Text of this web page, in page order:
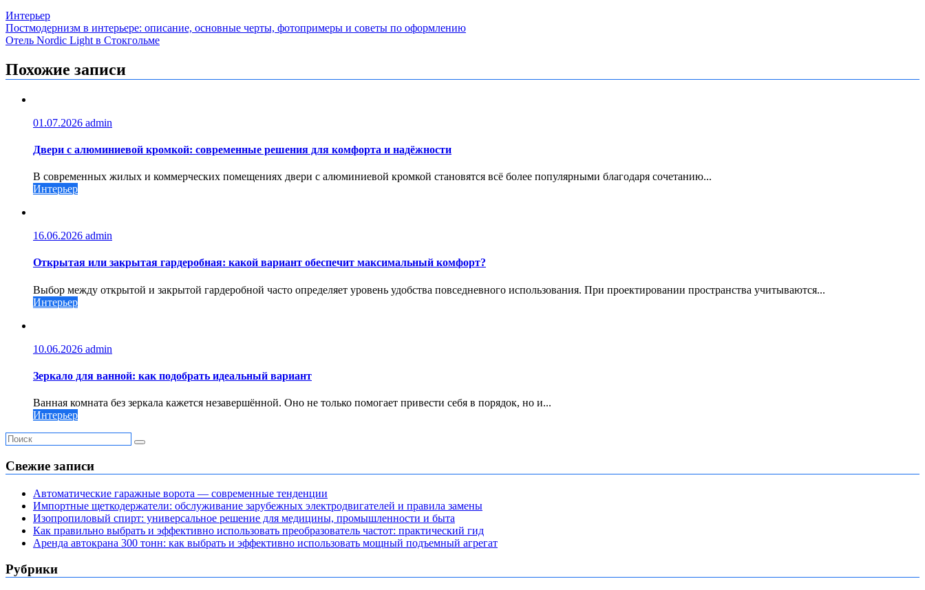
Интерьер
Навигация
по
записям
Постмодернизм в интерьере: описание, основные черты, фотопримеры и советы по оформлению
Отель Nordic Light в Стокгольме
Похожие записи
01.07.2026 admin
Двери с алюминиевой кромкой: современные решения для комфорта и надёжности
В современных жилых и коммерческих помещениях двери с алюминиевой кромкой становятся всё более популярными благодаря сочетанию...
Интерьер
16.06.2026 admin
Открытая или закрытая гардеробная: какой вариант обеспечит максимальный комфорт?
Выбор между открытой и закрытой гардеробной часто определяет уровень удобства повседневного использования. При проектировании пространства учитываются...
Интерьер
10.06.2026 admin
Зеркало для ванной: как подобрать идеальный вариант
Ванная комната без зеркала кажется незавершённой. Оно не только помогает привести себя в порядок, но и...
Интерьер
Свежие записи
Автоматические гаражные ворота — современные тенденции
Импортные щеткодержатели: обслуживание зарубежных электродвигателей и правила замены
Изопропиловый спирт: универсальное решение для медицины, промышленности и быта
Как правильно выбрать и эффективно использовать преобразователь частот: практический гид
Аренда автокрана 300 тонн: как выбрать и эффективно использовать мощный подъемный агрегат
Рубрики